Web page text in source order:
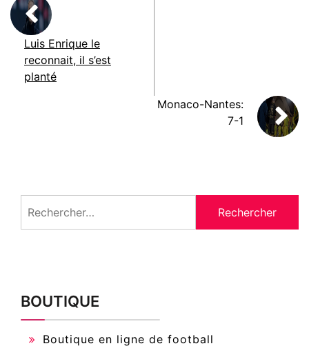
Luis Enrique le
reconnait, il s’est
planté
Monaco-Nantes:
7-1
BOUTIQUE
Boutique en ligne de football